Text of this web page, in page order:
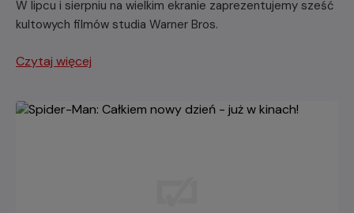
W lipcu i sierpniu na wielkim ekranie zaprezentujemy sześć
kultowych filmów studia Warner Bros.
Czytaj więcej